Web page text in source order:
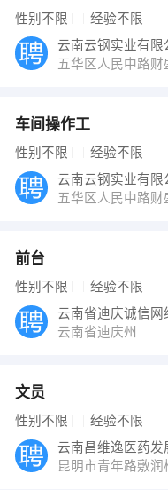
性别不限 经验不限
云南云钢实业有限
五华区人民中路财
车间操作工
性别不限 经验不限
云南云钢实业有限
五华区人民中路财
前台
性别不限 经验不限
云南省迪庆州
文员
性别不限 经验不限
云南昌维逸医药发
昆明市青年路敷润